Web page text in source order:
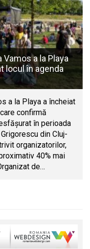
a la Playa
locul în agenda
a la Playa a încheiat
confirmă
în perioada
din Cluj-
organizatorilor,
40% mai
de…